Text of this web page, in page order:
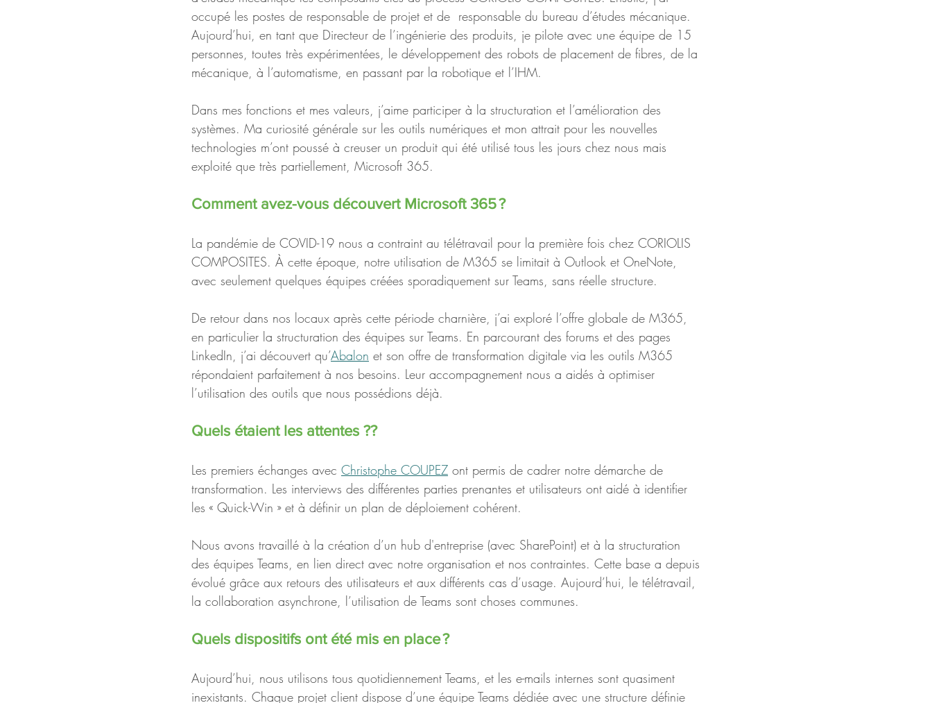
occupé les postes de responsable de projet et de  responsable du bureau d’études mécanique.
Aujourd’hui, en tant que Directeur de l’ingénierie des produits, je pilote avec une équipe de 15
personnes, toutes très expérimentées, le développement des robots de placement de fibres, de la
mécanique, à l’automatisme, en passant par la robotique et l’IHM.
Dans mes fonctions et mes valeurs, j’aime participer à la structuration et l’amélioration des
systèmes. Ma curiosité générale sur les outils numériques et mon attrait pour les nouvelles
technologies m’ont poussé à creuser un produit qui été utilisé tous les jours chez nous mais
exploité que très partiellement, Microsoft 365.
Comment avez-vous découvert Microsoft 365 ?
La pandémie de COVID-19 nous a contraint au télétravail pour la première fois chez CORIOLIS
COMPOSITES. À cette époque, notre utilisation de M365 se limitait à Outlook et OneNote,
avec seulement quelques équipes créées sporadiquement sur Teams, sans réelle structure.
De retour dans nos locaux après cette période charnière, j’ai exploré l’offre globale de M365,
en particulier la structuration des équipes sur Teams. En parcourant des forums et des pages
LinkedIn, j’ai découvert qu’Abalon et son offre de transformation digitale via les outils M365
répondaient parfaitement à nos besoins. Leur accompagnement nous a aidés à optimiser
l’utilisation des outils que nous possédions déjà.
Quels étaient les attentes ??
Les premiers échanges avec Christophe COUPEZ ont permis de cadrer notre démarche de
transformation. Les interviews des différentes parties prenantes et utilisateurs ont aidé à identifier
les « Quick-Win » et à définir un plan de déploiement cohérent.
Nous avons travaillé à la création d’un hub d'entreprise (avec SharePoint) et à la structuration
des équipes Teams, en lien direct avec notre organisation et nos contraintes. Cette base a depuis
évolué grâce aux retours des utilisateurs et aux différents cas d’usage. Aujourd’hui, le télétravail,
la collaboration asynchrone, l’utilisation de Teams sont choses communes.
Quels dispositifs ont été mis en place ?
Aujourd’hui, nous utilisons tous quotidiennement Teams, et les e-mails internes sont quasiment
inexistants. Chaque projet client dispose d’une équipe Teams dédiée avec une structure définie